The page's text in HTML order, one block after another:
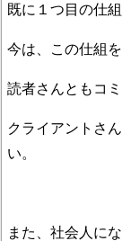
既に１つ目の仕
今は、この仕組
読者さんともコ
クライアントさ
い。
また、社会人に